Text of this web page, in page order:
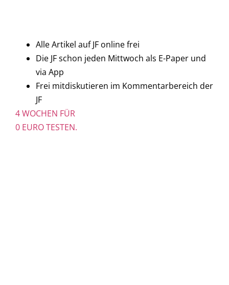
Alle Artikel auf JF online frei
Die JF schon jeden Mittwoch als E-Paper und
via App
Frei mitdiskutieren im Kommentarbereich der
JF
4 WOCHEN FÜR
0 EURO TESTEN.